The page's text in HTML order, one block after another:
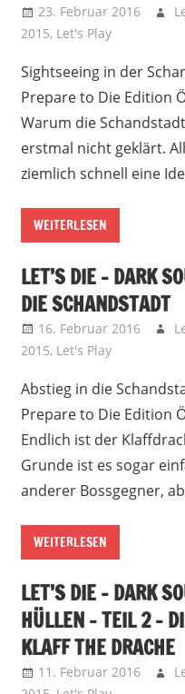
23. Februar 2016
2015, Let's Play
Sightseeing in der
Prepare to Die Edition
Warum die
erstmal nicht geklärt.
ziemlich schnell eine
WEITERLESEN
LET’S DIE – DARK
DIE SCHANDSTADT
16. Februar 2016
2015, Let's Play
Abstieg in die
Prepare to Die Edition
Endlich ist der
Grunde ist es sogar
anderer Bossgegner,
WEITERLESEN
LET’S DIE – DARK
HÜLLEN – TEIL 2 –
KLAFF THE DRACHE
11. Februar 2016